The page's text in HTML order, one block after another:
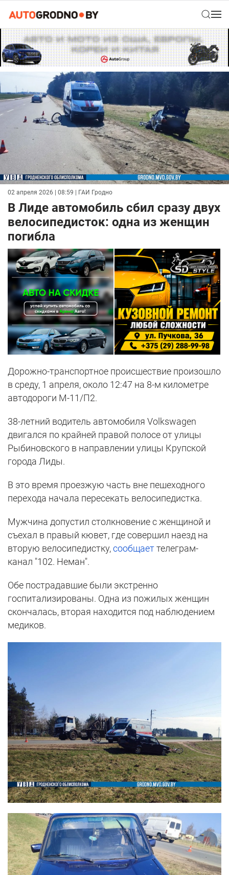
02 апреля 2026 | 08:59 | ГАИ Гродно
В Лиде автомобиль сбил сразу двух
велосипедисток: одна из женщин
погибла
Дорожно-транспортное происшествие произошло
в среду, 1 апреля, около 12:47 на 8-м километре
автодороги М-11/П2.
38-летний водитель автомобиля Volkswagen
двигался по крайней правой полосе от улицы
Рыбиновского в направлении улицы Крупской
города Лиды.
В это время проезжую часть вне пешеходного
перехода начала пересекать велосипедистка.
Мужчина допустил столкновение с женщиной и
съехал в правый кювет, где совершил наезд на
вторую велосипедистку,сообщаеттелеграм-
канал "102. Неман".
Обе пострадавшие были экстренно
госпитализированы. Одна из пожилых женщин
скончалась, вторая находится под наблюдением
медиков.